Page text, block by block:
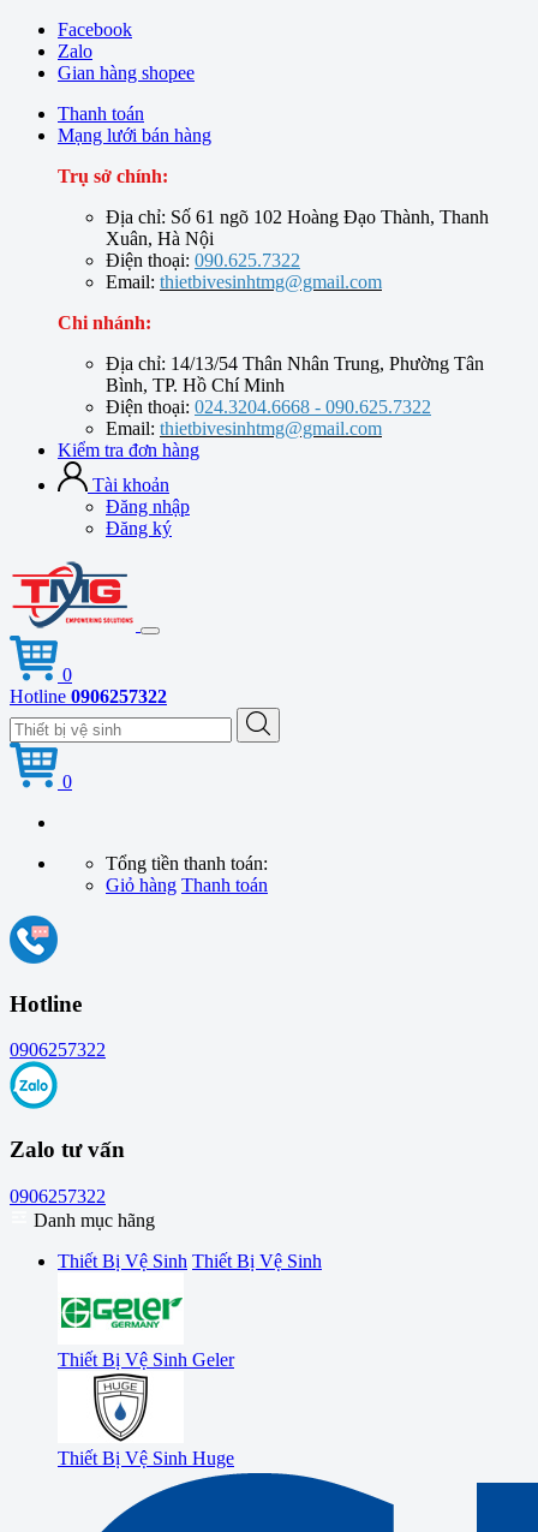
Facebook
Zalo
Gian hàng shopee
Thanh toán
Mạng lưới bán hàng
Trụ sở chính:
Địa chỉ: Số 61 ngõ 102 Hoàng Đạo Thành, Thanh
Xuân, Hà Nội
Điện thoại: 090.625.7322
Email: thietbivesinhtmg@gmail.com
Chi nhánh:
Địa chỉ: 14/13/54 Thân Nhân Trung, Phường Tân
Bình, TP. Hồ Chí Minh
Điện thoại: 024.3204.6668 - 090.625.7322
Email: thietbivesinhtmg@gmail.com
Kiểm tra đơn hàng
Tài khoản
Đăng nhập
Đăng ký
0
Hotline 0906257322
0
Tổng tiền thanh toán:
Giỏ hàng Thanh toán
Hotline
0906257322
Zalo tư vấn
0906257322
Danh mục hãng
Thiết Bị Vệ Sinh Thiết Bị Vệ Sinh
Thiết Bị Vệ Sinh Geler
Thiết Bị Vệ Sinh Huge